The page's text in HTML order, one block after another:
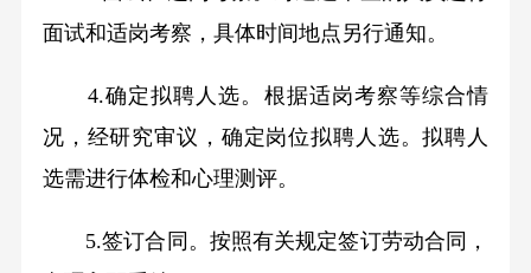
面试和适岗考察，具体时间地点另行通知。
4.确定拟聘人选。根据适岗考察等综合情
况，经研究审议，确定岗位拟聘人选。拟聘人
选需进行体检和心理测评。
5.签订合同。按照有关规定签订劳动合同，